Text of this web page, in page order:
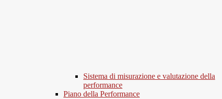
Sistema di misurazione e valutazione della
performance
Piano della Performance